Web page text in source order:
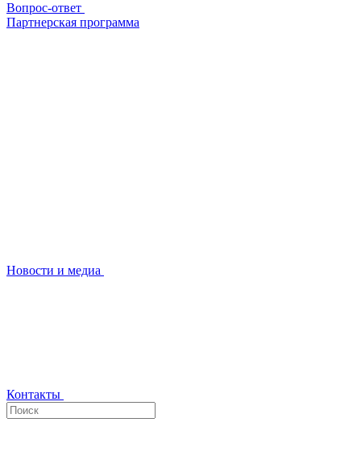
Вопрос-ответ
Партнерская программа
Новости и медиа
Контакты